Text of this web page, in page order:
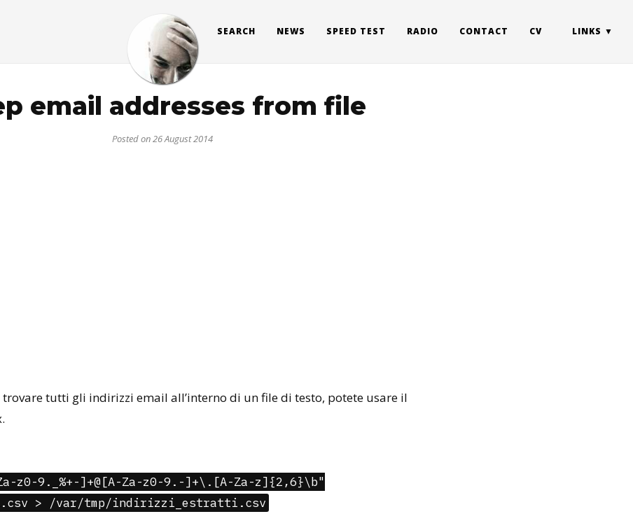
SEARCH NEWS SPEED TEST RADIO CONTACT CV LINKS
email addresses from file
Posted on 26 August 2014
trovare tutti gli indirizzi email all’interno di un file di testo, potete usare il
z0-9._%+-]+@[A-Za-z0-9.-]+\.[A-Za-z]{2,6}\b"
> /var/tmp/indirizzi_estratti.csv